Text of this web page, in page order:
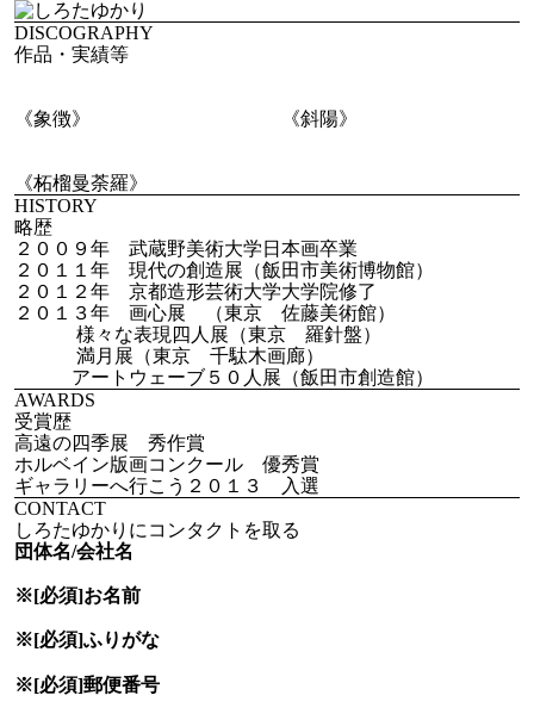
DISCOGRAPHY
作品・実績等
《象徴》 《斜陽》
《柘榴曼荼羅》
HISTORY
略歴
２００９年 武蔵野美術大学日本画卒業
２０１１年 現代の創造展（飯田市美術博物館）
２０１２年 京都造形芸術大学大学院修了
２０１３年 画心展 （東京 佐藤美術館）
様々な表現四人展（東京 羅針盤）
満月展（東京 千駄木画廊）
アートウェーブ５０人展（飯田市創造館）
AWARDS
受賞歴
高遠の四季展 秀作賞
ホルベイン版画コンクール 優秀賞
ギャラリーへ行こう２０１３ 入選
CONTACT
しろたゆかりにコンタクトを取る
団体名/会社名
※[必須]お名前
※[必須]ふりがな
※[必須]郵便番号